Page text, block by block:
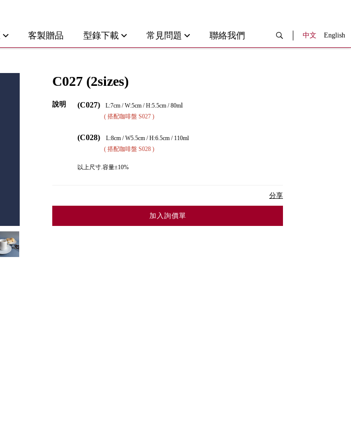
客製贈品 型錄下載 常見問題 聯絡我們 中文 English
C027 (2sizes)
說明 (C027) L:7cm / W:5cm / H:5.5cm / 80ml
( 搭配咖啡盤 S027 )
(C028)
L:8cm / W5.5cm / H:6.5cm / 110ml
( 搭配咖啡盤 S028 )
以上尺寸.容量±10%
分享
加入詢價單